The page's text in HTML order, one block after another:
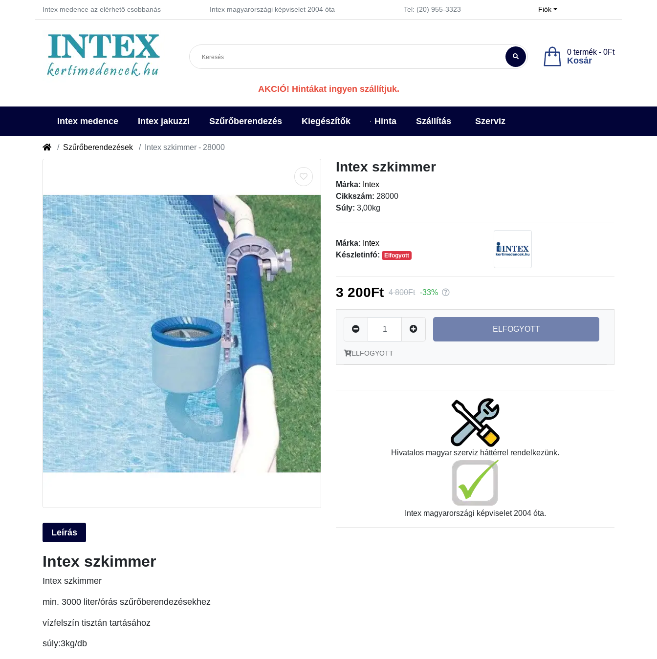
Intex medence az elérhető csobbanás Intex magyarországi képviselet 2004 óta Tel: (20) 955-3323 Fiók
Kosár
0 termék - 0Ft
AKCIÓ! Hintákat ingyen szállítjuk.
Intex medence Intex jakuzzi Szűrőberendezés Kiegészítők Hinta Szállítás Szerviz
Szűrőberendezések Intex szkimmer - 28000
Leírás
Intex szkimmer
Intex szkimmer
min. 3000 liter/órás szűrőberendezésekhez
vízfelszín tisztán tartásához
súly:3kg/db
Intex szkimmer
Márka: Intex
Cikkszám: 28000
Súly: 3,00kg
Márka: Intex
Készletinfó:
Elfogyott
3 200Ft 4 800Ft -33%
ELFOGYOTT
ELFOGYOTT
Hivatalos magyar szerviz háttérrel rendelkezünk.
Intex magyarországi képviselet 2004 óta.